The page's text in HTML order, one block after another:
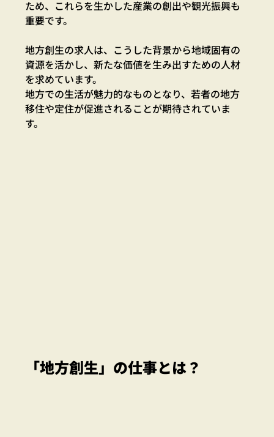
ため、これらを生かした産業の創出や観光振興も
重要です。
地方創生の求人は、こうした背景から地域固有の
資源を活かし、新たな価値を生み出すための人材
を求めています。
地方での生活が魅力的なものとなり、若者の地方
移住や定住が促進されることが期待されていま
す。
「地方創生」の仕事とは？